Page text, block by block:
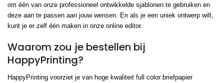
om één van onze professioneel ontwikkelde sjablonen te gebruiken en
deze aan te passen aan jouw wensen. En als je een uniek ontwerp wilt,
kunt je er zelf één maken in onze online editor.
Waarom zou je bestellen bij
HappyPrinting?
HappyPrinting voorziet je van hoge kwaliteit full color briefpapier